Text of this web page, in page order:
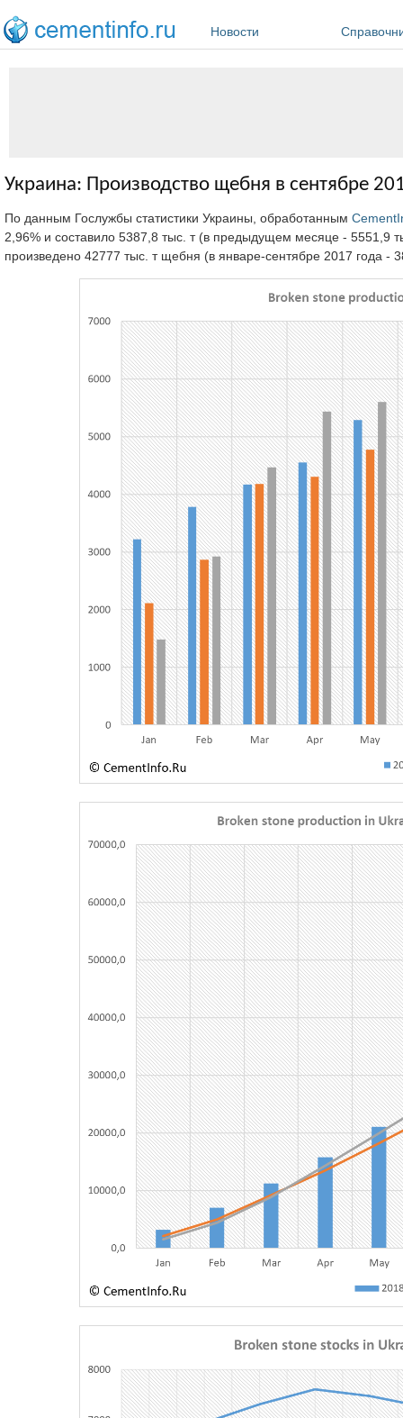
Новости
Украина: Производство щебня в сентябре
По данным Гослужбы статистики Украины, обработанным
2,96% и составило 5387,8 тыс. т (в предыдущем месяце - 5551,9
произведено 42777 тыс. т щебня (в январе-сентябре 2017 года -